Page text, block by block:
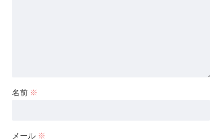
名前 ※
メール ※